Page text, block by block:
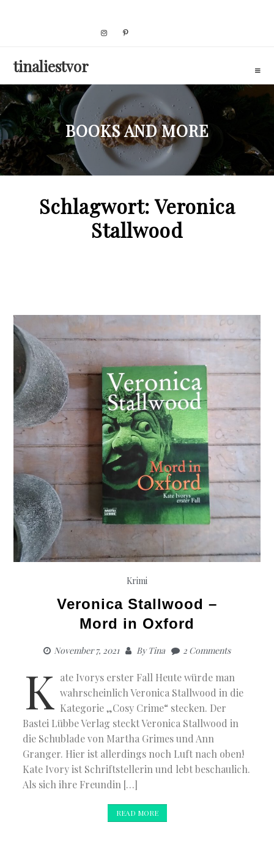
tinaliestvor
BOOKS AND MORE
Schlagwort:Veronica
Stallwood
Krimi
Veronica Stallwood –
Mord in Oxford
November 7, 2021 ByTina 2 Comments
K ate Ivorys erster Fall Heute würde man
wahrscheinlich Veronica Stallwood in die
Kategorie „Cosy Crime“ stecken. Der
Bastei Lübbe Verlag steckt Veronica Stallwood in
die Schublade von Martha Grimes und Ann
Granger. Hier ist allerdings noch Luft nach oben!
Kate Ivory ist Schriftstellerin und lebt beschaulich.
Als sich ihre Freundin […]
READ MORE